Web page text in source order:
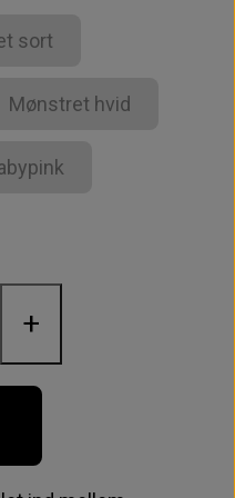
sort
Mønstret hvid
+